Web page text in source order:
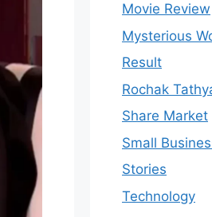
Movie Review
Mysterious
Result
Rochak
Share Market
Small
Stories
Technology